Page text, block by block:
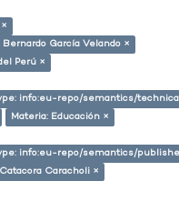
García Velando ×
Perú ×
info:eu-repo/semantics/
Materia: Educación ×
info:eu-repo/semantics/
Caracholi ×